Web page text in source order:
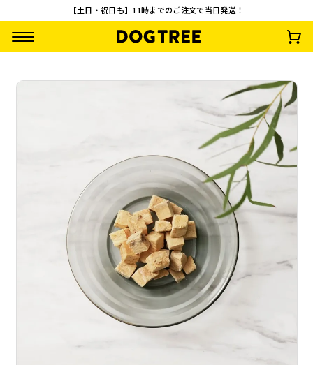
【土日・祝日も】11時までのご注文で当日発送！
まるごとチップ 鶏
ささみ M 約35g
(税込)
フリーズドライ こ
つぶ納豆 M 約30g
¥792 (税込)
【3袋セット】フリ
ーズドライ こつぶ
納豆
¥2,328